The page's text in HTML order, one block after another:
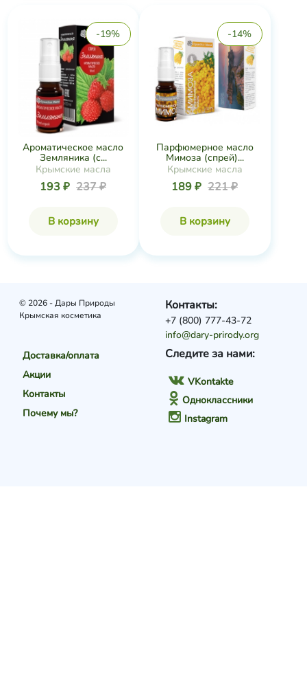
-19%
Ароматическое масло
Земляника (с...
Крымские масла
193 ₽ 237 ₽
В корзину
-14%
Парфюмерное масло
Мимоза (спрей)...
Крымские масла
189 ₽ 221 ₽
В корзину
© 2026 - Дары Природы
Крымская косметика
Доставка/оплата
Акции
Контакты
Почему мы?
Следите за нами:
VKontakte
Одноклассники
Instagram
Контакты:
+7 (800) 777-43-72
info@dary-prirody.org